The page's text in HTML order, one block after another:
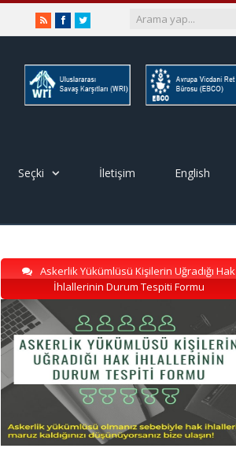
RSSFacebookTwitter
Seçki İletişim English
Askerlik Yükümlüsü Kişilerin Uğradığı Hak
İhlallerinin Durum Tespiti Formu